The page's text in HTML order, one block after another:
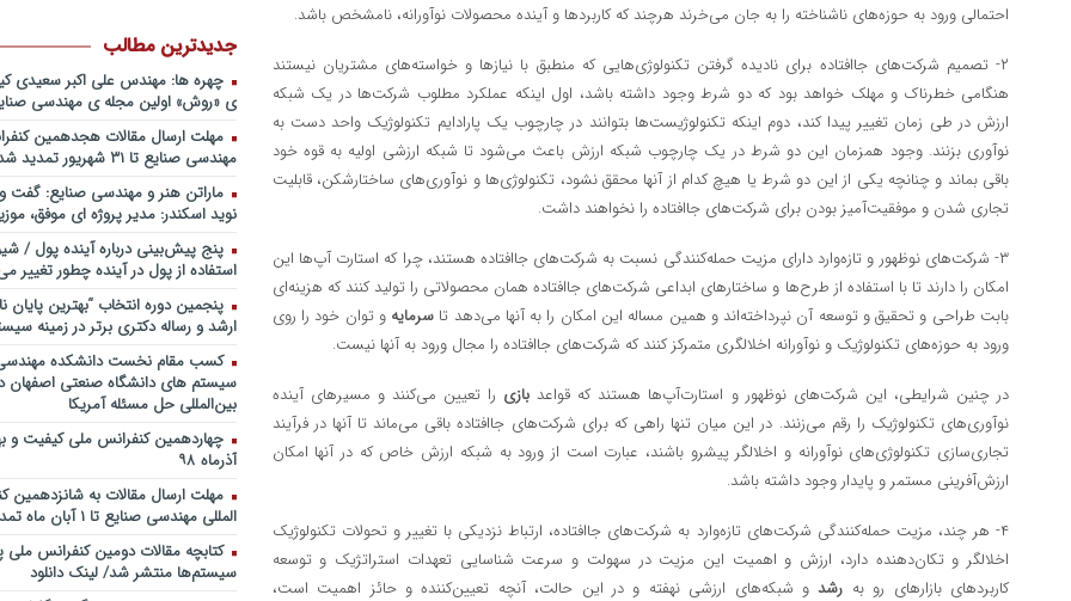
احتمالی ورود به حوزه‌های ناشناخته را به جان می‌خرند هرچند که کاربردها و آینده محصولات نوآورانه، نامشخص باشد.
۲- تصمیم شرکت‌های جاافتاده برای نادیده گرفتن تکنولوژی‌هایی که منطبق با نیازها و خواسته‌های مشتریان نیستند
هنگامی خطرناک و مهلک خواهد بود که دو شرط وجود داشته باشد، اول اینکه عملکرد مطلوب شرکت‌ها در یک شبکه
ارزش در طی زمان تغییر پیدا کند، دوم اینکه تکنولوژیست‌ها بتوانند در چارچوب یک پارادایم تکنولوژیک واحد دست به
نوآوری بزنند. وجود همزمان این دو شرط در یک چارچوب شبکه ارزش باعث می‌شود تا شبکه ارزشی اولیه به قوه خود
باقی بماند و چنانچه یکی از این دو شرط یا هیچ کدام از آنها محقق نشود، تکنولوژی‌ها و نوآوری‌های ساختارشکن، قابلیت
تجاری شدن و موفقیت‌آمیز بودن برای شرکت‌های جاافتاده را نخواهند داشت.
۳- شرکت‌های نوظهور و تازه‌وارد دارای مزیت حمله‌کنندگی نسبت به شرکت‌های جاافتاده هستند، چرا که استارت آپ‌ها این
امکان را دارند تا با استفاده از طرح‌ها و ساختارهای ابداعی شرکت‌های جاافتاده همان محصولاتی را تولید کنند که هزینه‌ای
بابت طراحی و تحقیق و توسعه آن نپرداخته‌اند و همین مساله این امکان را به آنها می‌دهد تا سرمایه و توان خود را روی
ورود به حوزه‌های تکنولوژیک و نوآورانه اخلالگری متمرکز کنند که شرکت‌های جاافتاده را مجال ورود به آنها نیست.
در چنین شرایطی، این شرکت‌های نوظهور و استارت‌آپ‌ها هستند که قواعد بازی را تعیین می‌کنند و مسیرهای آینده
نوآوری‌های تکنولوژیک را رقم می‌زنند. در این میان تنها راهی که برای شرکت‌های جاافتاده باقی می‌ماند تا آنها در فرآیند
تجاری‌سازی تکنولوژی‌های نوآورانه و اخلالگر پیشرو باشند، عبارت است از ورود به شبکه ارزش خاص که در آنها امکان
ارزش‌آفرینی مستمر و پایدار وجود داشته باشد.
۴- هر چند، مزیت حمله‌کنندگی شرکت‌های تازه‌وارد به شرکت‌های جاافتاده، ارتباط نزدیکی با تغییر و تحولات تکنولوژیک
اخلالگر و تکان‌دهنده دارد، ارزش و اهمیت این مزیت در سهولت و سرعت شناسایی تعهدات استراتژیک و توسعه
کاربردهای بازارهای رو به رشدو شبکه‌های ارزشی نهفته و در این حالت، آنچه تعیین‌کننده و حائز اهمیت است،
پادکست کنفرانس مدیریت: کاربرد
در تدوین سیستمهای جبران خدمات،
اقتصاد/ بخش دوم / دکتر حامد
صوتی
پادکست کنفرانس مدیریت: کاربرد
در تدوین سیستمهای جبران خدمات،
اقتصاد/ بخش اول / دکتر مسعود
فایل صوتی
پادکست سخنرانی دکتر بهرخ
خصوص مدیریت و اقتصاد در فضا +
روی ماه و مریخ
پادکست/ سخنان دکتر سعید
مدیریت دارایی های فیزیکی
چطور در سازمان ها آینده پژوهی
شروع کنیم؟ برنامه چه باید باشد؟! /
صوتی دکتر تقوی
فایل صوتی گفت و گوی رامبد
مصطفی تقوی در خصوص آینده
خندوانه
سخنرانی دکتر دیواندری در
بانکداری / کنفرانس ملی توسعه
بانکی
جدیدترین مطالب
چهره ها: مهندس علی اکبر سعیدی
ی «روش» اولین مجله ی مهندسی
مهلت ارسال مقالات هجدهمین
مهندسی صنایع تا ۳۱ شهریور تمدید شد.
ماراتن هنر و مهندسی صنایع: گفت
نوید اسکندر: مدیر پروژه ای موفق،
پنج پیش‌بینی درباره آینده پول /
استفاده از پول در آینده چطور تغییر
پنجمین دورۀ انتخاب “بهترین پایان
ارشد و رساله دکتری برتر در زمینه
کسب مقام نخست دانشکده
سیستم های دانشگاه صنعتی اصفهان
بین‌المللی حل مسئله آمریکا
آذرماه ۹۸
مهلت ارسال مقالات به شانزدهمین
المللی مهندسی صنایع تا ۱ آبان ماه تمدید شد.
کتابچه مقالات دومین کنفرانس ملی
سیستم‌ها منتشر شد/ لینک دانلود